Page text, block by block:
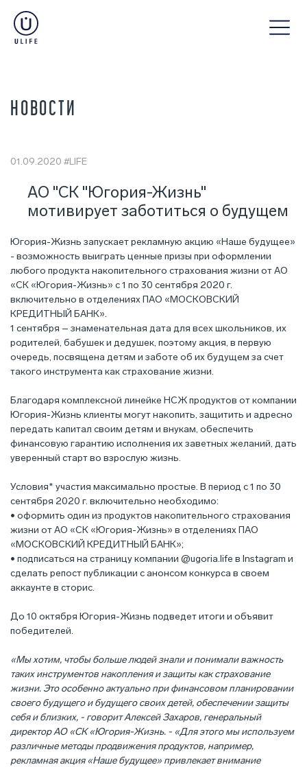
НОВОСТИ
01.09.2020 #LIFE
АО "СК "Югория-Жизнь"
мотивирует заботиться о будущем
Югория-Жизнь запускает рекламную акцию «Наше будущее»
- возможность выиграть ценные призы при оформлении
любого продукта накопительного страхования жизни от АО
«СК «Югория-Жизнь» с 1 по 30 сентября 2020 г.
включительно в отделениях ПАО «МОСКОВСКИЙ
КРЕДИТНЫЙ БАНК».
1 сентября – знаменательная дата для всех школьников, их
родителей, бабушек и дедушек, поэтому акция, в первую
очередь, посвящена детям и заботе об их будущем за счет
такого инструмента как страхование жизни.
Благодаря комплексной линейке НСЖ продуктов от компании
Югория-Жизнь клиенты могут накопить, защитить и адресно
передать капитал своим детям и внукам, обеспечить
финансовую гарантию исполнения их заветных желаний, дать
уверенный старт во взрослую жизнь.
Условия* участия максимально простые. В период с 1 по 30
сентября 2020 г. включительно необходимо:
• оформить один из продуктов накопительного страхования
жизни от АО «СК «Югория-Жизнь» в отделениях ПАО
«МОСКОВСКИЙ КРЕДИТНЫЙ БАНК»;
• подписаться на страницу компании @ugoria.life в Instagram и
сделать репост публикации с анонсом конкурса в своем
аккаунте в сторис.
До 10 октября Югория-Жизнь подведет итоги и объявит
победителей.
«Мы хотим, чтобы больше людей знали и понимали важность
таких инструментов накопления и защиты как страхование
жизни. Это особенно актуально при финансовом планировании
своего будущего и будущего своих детей, обеспечении защиты
себя и близких, - говорит Алексей Захаров, генеральный
директор АО «СК «Югория-Жизнь. - «Для этого мы используем
различные методы продвижения продуктов, например,
рекламная акция «Наше будущее» привлекает внимание